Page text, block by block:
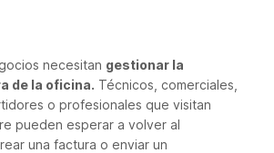
necesitan gestionar la
de la oficina. Técnicos, comerciales,
o profesionales que visitan
pueden esperar a volver al
una factura o enviar un